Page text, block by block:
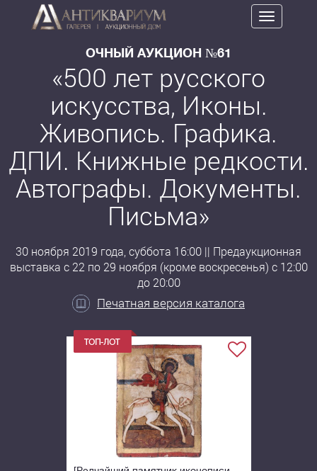
Toggle
navigation
ОЧНЫЙ АУКЦИОН №61
«500 лет русского
искусства, Иконы.
Живопись. Графика.
ДПИ. Книжные редкости.
Автографы. Документы.
Письма»
30 ноября 2019 года, суббота 16:00 || Предаукционная
выставка с 22 по 29 ноября (кроме воскресенья) с 12:00
до 20:00
Печатная версия каталога